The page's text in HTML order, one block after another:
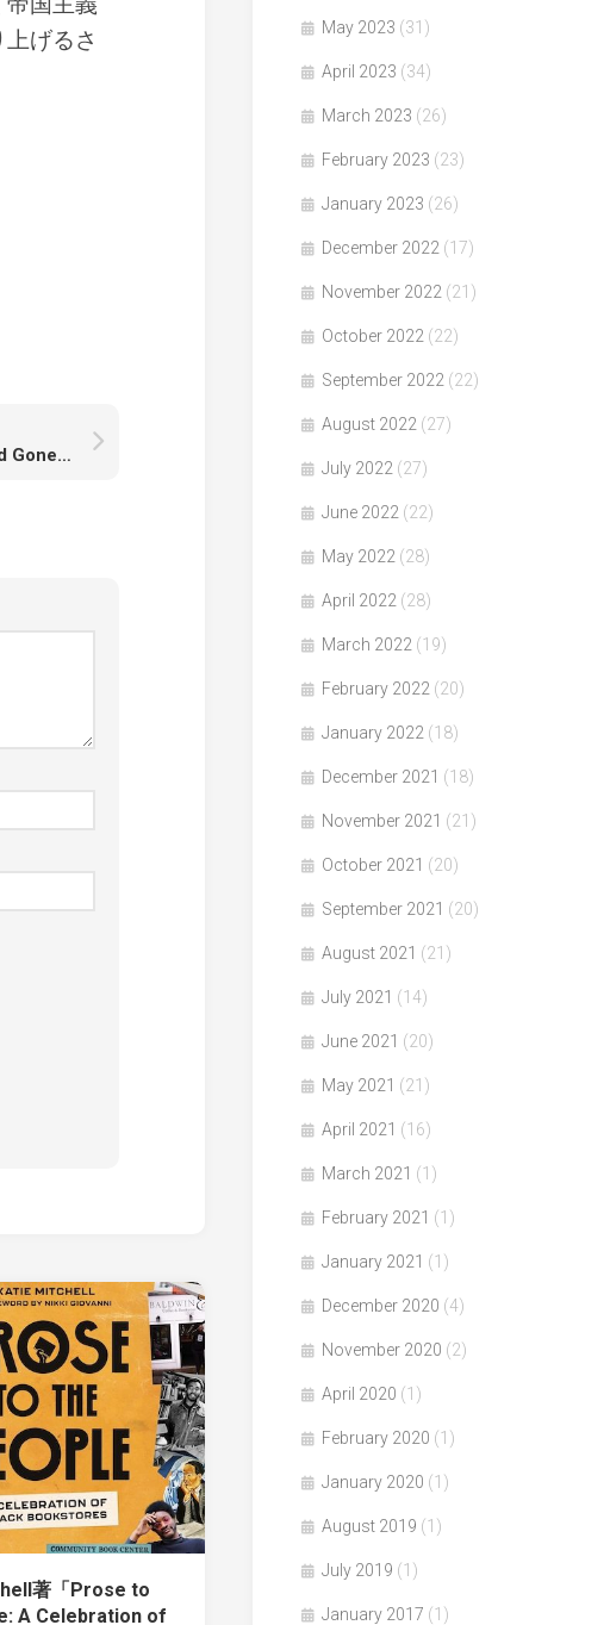
げるさ
Joe Strike著「Furry Planet: A World Gone Wild」
著「Prose to
A Celebration of
May 2023 (31)
April 2023 (34)
March 2023 (26)
February 2023 (23)
January 2023 (26)
December 2022 (17)
November 2022 (21)
October 2022 (22)
September 2022 (22)
August 2022 (27)
July 2022 (27)
June 2022 (22)
May 2022 (28)
April 2022 (28)
March 2022 (19)
February 2022 (20)
January 2022 (18)
December 2021 (18)
November 2021 (21)
October 2021 (20)
September 2021 (20)
August 2021 (21)
July 2021 (14)
June 2021 (20)
May 2021 (21)
April 2021 (16)
March 2021 (1)
February 2021 (1)
January 2021 (1)
December 2020 (4)
November 2020 (2)
April 2020 (1)
February 2020 (1)
January 2020 (1)
August 2019 (1)
July 2019 (1)
January 2017 (1)